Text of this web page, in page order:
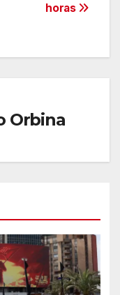
horas
Orbina